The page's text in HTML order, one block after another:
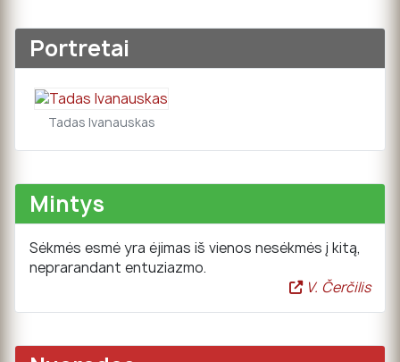
Portretai
Tadas Ivanauskas
Mintys
Sėkmės esmė yra ėjimas iš vienos nesėkmės į kitą,
neprarandant entuziazmo.
V. Čerčilis